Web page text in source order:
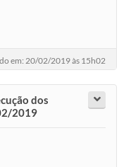
em: 20/02/2019 às 15h02
dos
2019